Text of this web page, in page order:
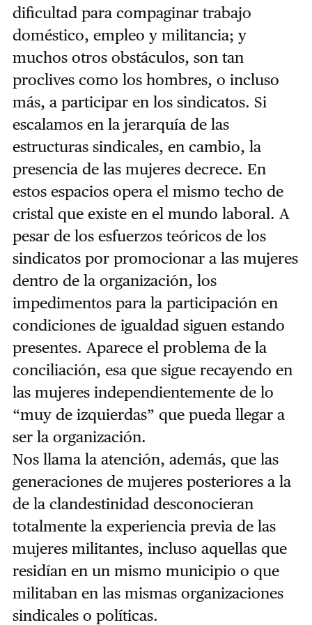
dificultad para compaginar trabajo
doméstico, empleo y militancia; y
muchos otros obstáculos, son tan
proclives como los hombres, o incluso
más, a participar en los sindicatos. Si
escalamos en la jerarquía de las
estructuras sindicales, en cambio, la
presencia de las mujeres decrece. En
estos espacios opera el mismo techo de
cristal que existe en el mundo laboral. A
pesar de los esfuerzos teóricos de los
sindicatos por promocionar a las mujeres
dentro de la organización, los
impedimentos para la participación en
condiciones de igualdad siguen estando
presentes. Aparece el problema de la
conciliación, esa que sigue recayendo en
las mujeres independientemente de lo
“muy de izquierdas” que pueda llegar a
ser la organización.
Nos llama la atención, además, que las
generaciones de mujeres posteriores a la
de la clandestinidad desconocieran
totalmente la experiencia previa de las
mujeres militantes, incluso aquellas que
residían en un mismo municipio o que
militaban en las mismas organizaciones
sindicales o políticas.